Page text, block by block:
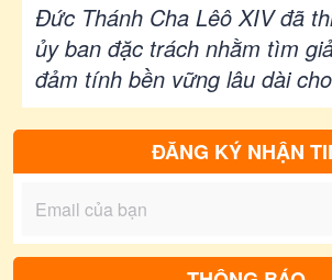
Piô sáng lập
Đức Thánh Cha Lêô XIV đã
ủy ban đặc trách nhằm tìm
đảm tính bền vững lâu dài
“Casa Sollievo della
Giovanni Rotondo, do Thánh
Pietrelcina sáng lập. Cơ sở y
đối diện với khoản nợ ước tính
mạng phục vụ bệnh nhân
ĐĂNG KÝ NHẬN